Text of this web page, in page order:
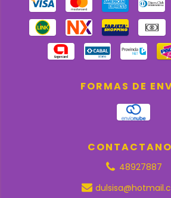
FORMAS DE
48927887